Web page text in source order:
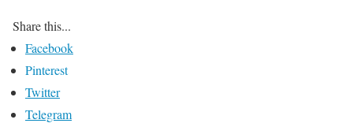
Share this...
Facebook
Pinterest
Twitter
Telegram